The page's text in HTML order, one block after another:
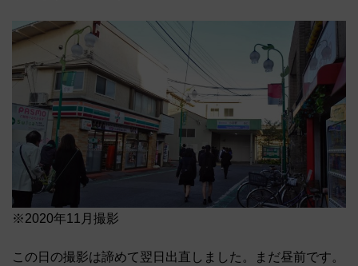
※2020年11月撮影
この日の撮影は諦めて翌日出直しました。まだ昼前です。